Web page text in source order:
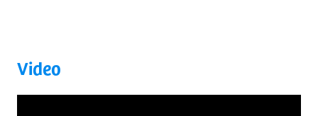
Video